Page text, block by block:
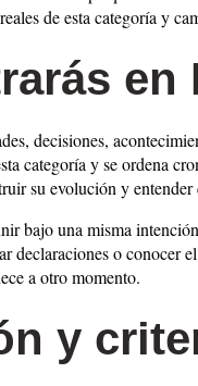
de esta categoría y
en
decisiones,
categoría y se ordena
su evolución y
bajo una misma
declaraciones o
a otro momento.
y